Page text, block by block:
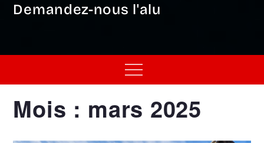
Demandez-nous l'alu
Menu
Mois : mars 2025